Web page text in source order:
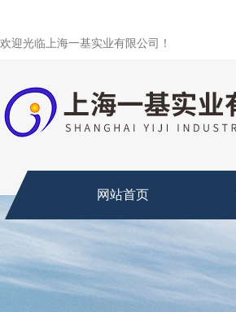
欢迎光临上海一基实业有限公司！
网站首页